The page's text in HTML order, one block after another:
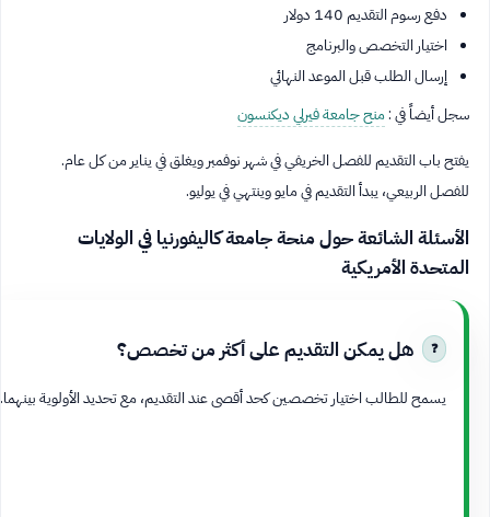
دفع رسوم التقديم 140 دولار
اختيار التخصص والبرنامج
إرسال الطلب قبل الموعد النهائي
سجل أيضاً في :منح جامعة فيرلي ديكنسون
يفتح باب التقديم للفصل الخريفي في شهر نوفمبر ويغلق في يناير من كل عام.
للفصل الربيعي، يبدأ التقديم في مايو وينتهي في يوليو.
الأسئلة الشائعة حول منحة جامعة كاليفورنيا في الولايات
المتحدة الأمريكية
هل يمكن التقديم على أكثر من تخصص؟
يسمح للطالب اختيار تخصصين كحد أقصى عند التقديم، مع تحديد الأولوية بينهما.